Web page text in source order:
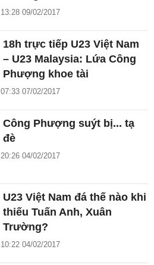
13:28 09/02/2017
18h trực tiếp U23 Việt Nam
– U23 Malaysia: Lứa Công
Phượng khoe tài
07:33 07/02/2017
Công Phượng suýt bị... tạ
đè
20:26 04/02/2017
U23 Việt Nam đá thế nào khi
thiếu Tuấn Anh, Xuân
Trường?
10:22 04/02/2017